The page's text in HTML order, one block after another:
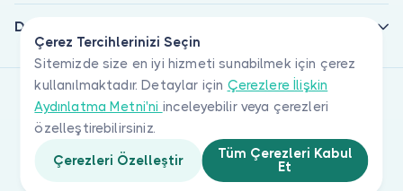
Çerez Tercihlerinizi Seçin
Sitemizde size en iyi hizmeti sunabilmek için çerez
kullanılmaktadır. Detaylar için Çerezlere İlişkin
Aydınlatma Metni'ni inceleyebilir veya çerezleri
özelleştirebilirsiniz.
Çerezleri Özelleştir
Tüm Çerezleri Kabul
Et
Doktorlar için